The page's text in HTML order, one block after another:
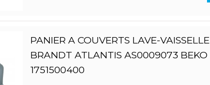
PANIER A COUVERTS LAVE-VAISSELLE
BRANDT ATLANTIS AS0009073 BEKO
1751500400